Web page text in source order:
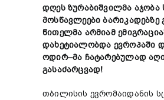
დღეს ზურაბიშვილმა აჯობა
მოსწავლეები ბარიკადებზე
წითელმა არმიამ
დახეტიალობდა ევროპაში
ოდირ–მა ჩატარებულად
გასაძარცვად!
თბილისის ევრომაიდანის